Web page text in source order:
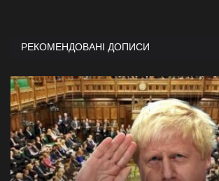
РЕКОМЕНДОВАНІ ДОПИСИ